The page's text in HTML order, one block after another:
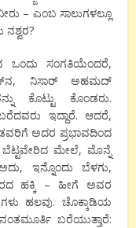
– ಎಂಬ ಸಾಲುಗಳಲ್ಲೂ
ನಶ್ವರ?
ಒಂದು ಸಂಗತಿಯೆಂದರೆ,
ನಿಸಾರ್ ಅಹಮದ್
ಕೊಟ್ಟು ಕೊಂಡರು.
ಇದ್ದಾರೆ. ಆದರೆ,
ಅದರ ಪ್ರಭಾವದಿಂದ
ಬೆಟ್ಟವೇರಿದ ಮೇಲೆ, ಮೊನ್ನೆ
ಇನ್ನೊಂದು ಬೆಳಗು,
ಹಕ್ಕಿ – ಹೀಗೆ ಅವರ
ಹಲವು. ಚೊಕ್ಕಾಡಿಯ
ಬರೆಯುತ್ತಾರೆ: